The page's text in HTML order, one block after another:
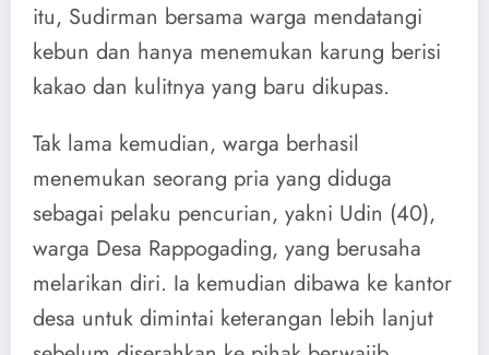
itu, Sudirman bersama warga mendatangi
kebun dan hanya menemukan karung berisi
kakao dan kulitnya yang baru dikupas.
Tak lama kemudian, warga berhasil
menemukan seorang pria yang diduga
sebagai pelaku pencurian, yakni Udin (40),
warga Desa Rappogading, yang berusaha
melarikan diri. Ia kemudian dibawa ke kantor
desa untuk dimintai keterangan lebih lanjut